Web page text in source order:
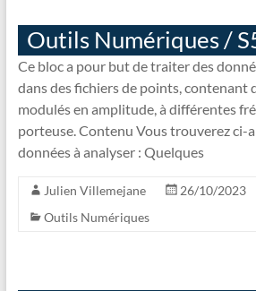
Outils Numériques /
Ce bloc a pour but de traiter des
dans des fichiers de points, contenant
modulés en amplitude, à différentes
porteuse. Contenu Vous trouverez ci-
données à analyser : Quelques
Julien Villemejane
26/10/2023
Outils Numériques